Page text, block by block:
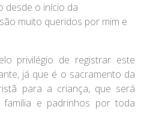
desde o início da
muito queridos por mim e
privilégio de registrar este
já que é o sacramento da
para a criança, que será
família e padrinhos por toda